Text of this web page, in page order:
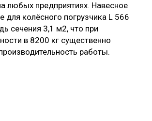
любых предприятиях. Навесное
для колёсного погрузчика L 566
сечения 3,1 м2, что при
в 8200 кг существенно
работы.